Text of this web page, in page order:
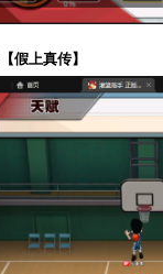
【假上真传】